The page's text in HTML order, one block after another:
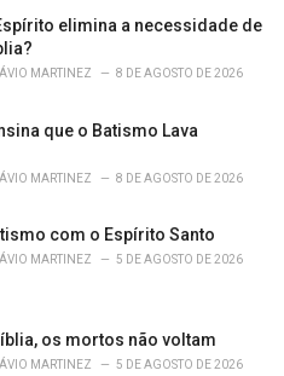
elimina a necessidade de
MARTINEZ 8 DE AGOSTO DE 2026
que o Batismo Lava
MARTINEZ 8 DE AGOSTO DE 2026
com o Espírito Santo
MARTINEZ 5 DE AGOSTO DE 2026
os mortos não voltam
MARTINEZ 5 DE AGOSTO DE 2026